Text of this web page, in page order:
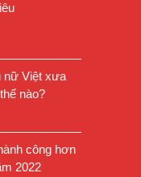
nữ Việt xưa
nào?
công hơn
2022